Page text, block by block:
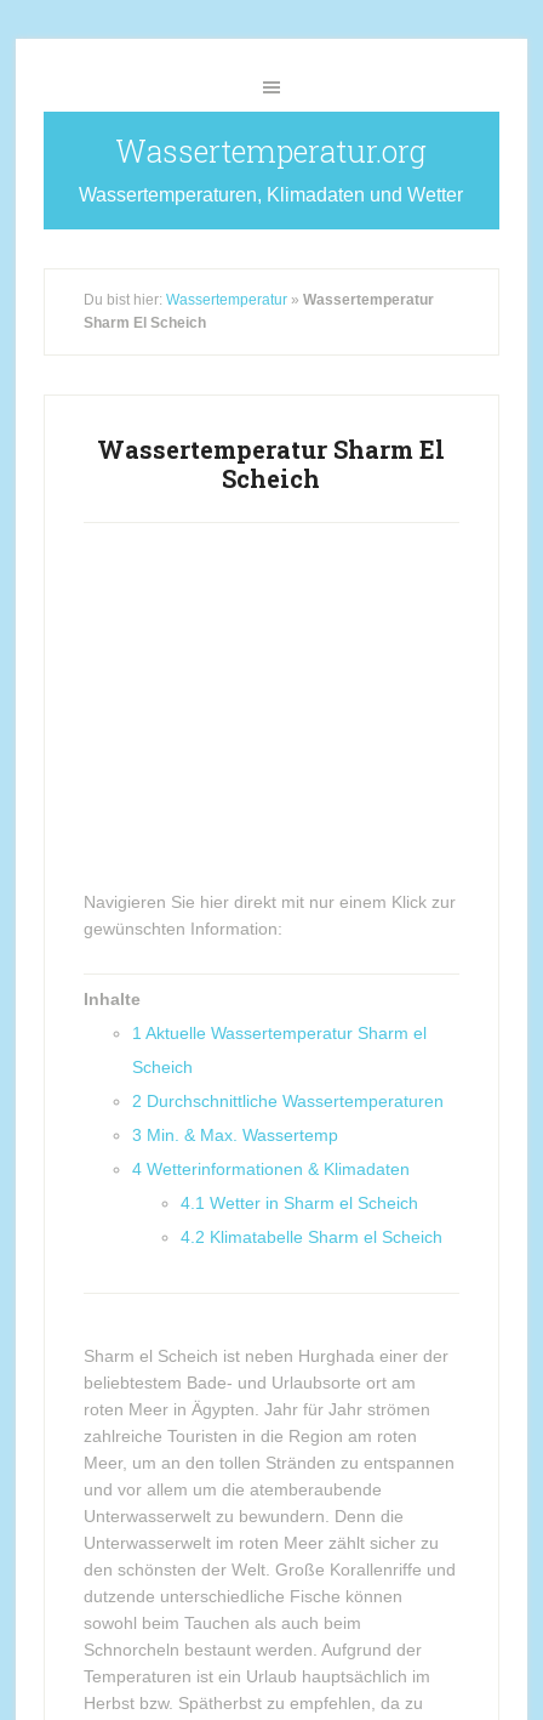
Wassertemperatur.org
Wassertemperaturen, Klimadaten und Wetter
Du bist hier: Wassertemperatur» Wassertemperatur
Sharm El Scheich
Wassertemperatur Sharm El
Scheich
Navigieren Sie hier direkt mit nur einem Klick zur
gewünschten Information:
Inhalte
1 Aktuelle Wassertemperatur Sharm el
Scheich
2 Durchschnittliche Wassertemperaturen
3 Min. & Max. Wassertemp
4 Wetterinformationen & Klimadaten
4.1 Wetter in Sharm el Scheich
4.2 Klimatabelle Sharm el Scheich
Sharm el Scheich ist neben Hurghada einer der
beliebtestem Bade- und Urlaubsorte ort am
roten Meer in Ägypten. Jahr für Jahr strömen
zahlreiche Touristen in die Region am roten
Meer, um an den tollen Stränden zu entspannen
und vor allem um die atemberaubende
Unterwasserwelt zu bewundern. Denn die
Unterwasserwelt im roten Meer zählt sicher zu
den schönsten der Welt. Große Korallenriffe und
dutzende unterschiedliche Fische können
sowohl beim Tauchen als auch beim
Schnorcheln bestaunt werden. Aufgrund der
Temperaturen ist ein Urlaub hauptsächlich im
Herbst bzw. Spätherbst zu empfehlen, da zu